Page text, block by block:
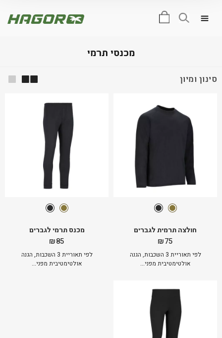
מכנסי תרמי
סינון ומיון
חולצה תרמית לגברים
₪75
לפי תאוריית 3 השכבות, הגנה
אולטימטיבית מפני...
מכנס תרמי לגברים
₪85
לפי תאוריית 3 השכבות, הגנה
אולטימטיבית מפני...